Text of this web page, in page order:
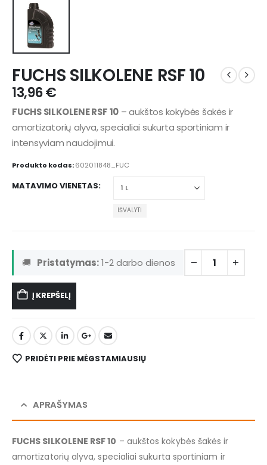
FUCHS SILKOLENE RSF 10
13,96€
FUCHS SILKOLENE RSF 10 – aukštos kokybės šakės ir
amortizatorių alyva, specialiai sukurta sportiniam ir
intensyviam naudojimui.
Produkto kodas:602011848_FUC
MATAVIMO VIENETAS
IŠVALYTI
🚚 Pristatymas:1-2 darbo dienos
Į KREPŠELĮ
PRIDĖTI PRIE MĖGSTAMIAUSIŲ
APRAŠYMAS
FUCHS SILKOLENE RSF 10 – aukštos kokybės šakės ir
amortizatorių alyva, specialiai sukurta sportiniam ir